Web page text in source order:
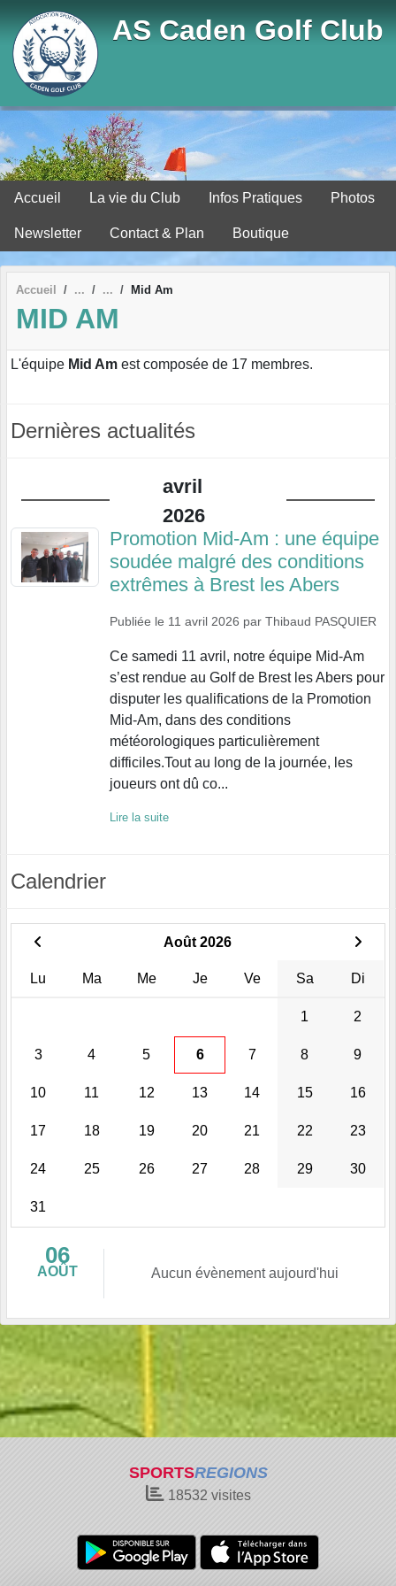
AS Caden Golf Club
Accueil La vie du Club Infos Pratiques Photos
Newsletter Contact & Plan Boutique
Accueil Mid Am
MID AM
L'équipe Mid Am est composée de 17 membres.
Dernières actualités
avril
2026
Promotion Mid-Am : une équipe
soudée malgré des conditions
extrêmes à Brest les Abers
Publiée le 11 avril 2026 par Thibaud PASQUIER
Ce samedi 11 avril, notre équipe Mid-Am
s’est rendue au Golf de Brest les Abers pour
disputer les qualifications de la Promotion
Mid-Am, dans des conditions
météorologiques particulièrement
difficiles.Tout au long de la journée, les
joueurs ont dû co...
Lire la suite
Calendrier
Août 2026
Lu Ma Me Je Ve Sa Di
1 2
3 4 5 6 7 8 9
10 11 12 13 14 15 16
17 18 19 20 21 22 23
24 25 26 27 28 29 30
31
06
AOÛT Aucun évènement aujourd'hui
SPORTSREGIONS
18532 visites
Panneau de gestion des cookies